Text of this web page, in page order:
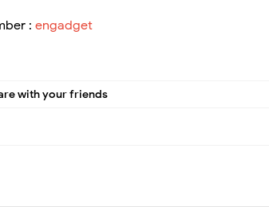
:engadget
with your friends